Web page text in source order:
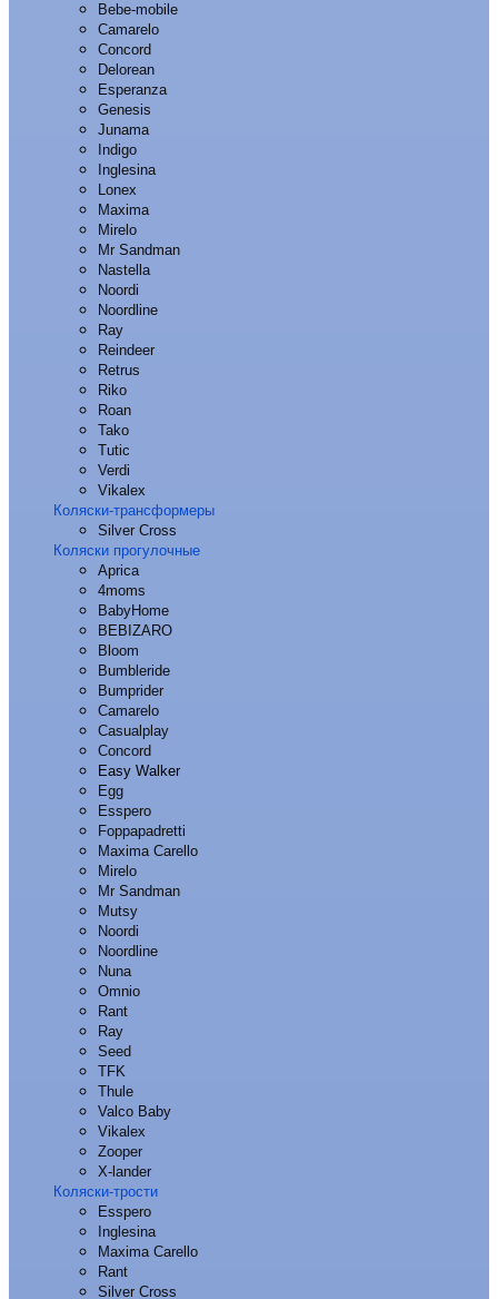
Bebe-mobile
Camarelo
Concord
Delorean
Esperanza
Genesis
Junama
Indigo
Inglesina
Lonex
Maxima
Mirelo
Mr Sandman
Nastella
Noordi
Noordline
Ray
Reindeer
Retrus
Riko
Roan
Tako
Tutic
Verdi
Vikalex
Коляски-трансформеры
Silver Cross
Коляски прогулочные
Aprica
4moms
BabyHome
BEBIZARO
Bloom
Bumbleride
Bumprider
Camarelo
Casualplay
Concord
Easy Walker
Egg
Esspero
Foppapadretti
Maxima Carello
Mirelo
Mr Sandman
Mutsy
Noordi
Noordline
Nuna
Omnio
Rant
Ray
Seed
TFK
Thule
Valco Baby
Vikalex
Zooper
X-lander
Коляски-трости
Esspero
Inglesina
Maxima Carello
Rant
Silver Cross